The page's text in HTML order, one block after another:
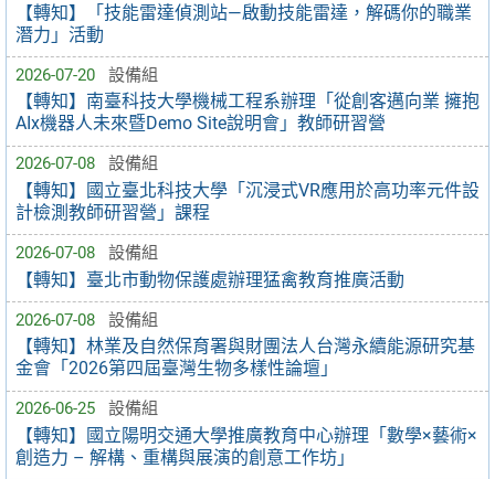
【轉知】「技能雷達偵測站—啟動技能雷達，解碼你的職業
潛力」活動
2026-07-20 設備組
【轉知】南臺科技大學機械工程系辦理「從創客邁向業 擁抱
AIx機器人未來暨Demo Site說明會」教師研習營
2026-07-08 設備組
【轉知】國立臺北科技大學「沉浸式VR應用於高功率元件設
計檢測教師研習營」課程
2026-07-08 設備組
【轉知】臺北市動物保護處辦理猛禽教育推廣活動
2026-07-08 設備組
【轉知】林業及自然保育署與財團法人台灣永續能源研究基
金會「2026第四屆臺灣生物多樣性論壇」
2026-06-25 設備組
【轉知】國立陽明交通大學推廣教育中心辦理「數學×藝術×
創造力 – 解構、重構與展演的創意工作坊」